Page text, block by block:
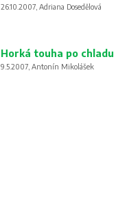
26.10.2007, Adriana Dosedělová
Horká touha po chladu
9.5.2007, Antonín Mikolášek